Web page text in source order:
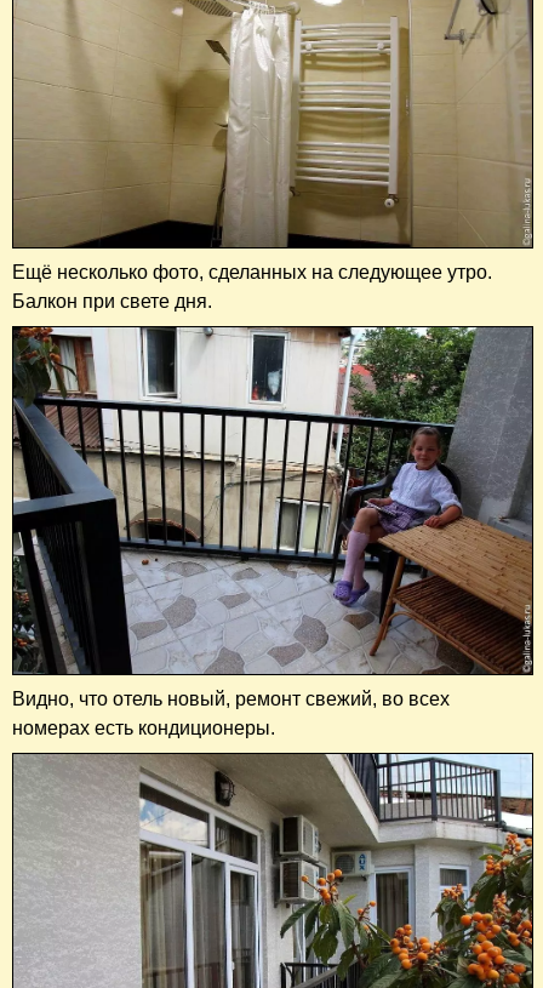
Ещё несколько фото, сделанных на следующее утро.
Балкон при свете дня.
Видно, что отель новый, ремонт свежий, во всех
номерах есть кондиционеры.